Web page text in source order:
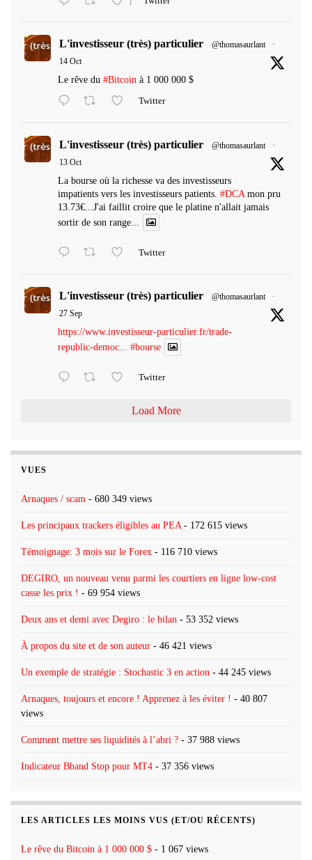
L'investisseur (très) particulier @thomasaurlant
·
14 Oct
Le rêve du #Bitcoin à 1 000 000 $
Twitter
L'investisseur (très) particulier @thomasaurlant
·
13 Oct
La bourse où la richesse va des investisseurs
impatients vers les investisseurs patients. #DCA mon pru
13.73€...J'ai faillit croire que le platine n'allait jamais
sortir de son range...
Twitter
L'investisseur (très) particulier @thomasaurlant
·
27 Sep
https://www.investisseur-particulier.fr/trade-
republic-democ... #bourse
Twitter
Load More
VUES
Arnaques / scam - 680 349 views
Les principaux trackers éligibles au PEA - 172 615 views
Témoignage: 3 mois sur le Forex - 116 710 views
DEGIRO, un nouveau venu parmi les courtiers en ligne low-cost
casse les prix ! - 69 954 views
Deux ans et demi avec Degiro : le bilan - 53 352 views
À propos du site et de son auteur - 46 421 views
Un exemple de stratégie : Stochastic 3 en action - 44 245 views
Arnaques, toujours et encore ! Apprenez à les éviter ! - 40 807
views
Comment mettre ses liquidités à l’abri ? - 37 988 views
Indicateur Bband Stop pour MT4 - 37 356 views
LES ARTICLES LES MOINS VUS (ET/OU RÉCENTS)
Le rêve du Bitcoin à 1 000 000 $ - 1 067 views